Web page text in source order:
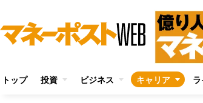
トップ 投資 ビジネス キャリア ラ